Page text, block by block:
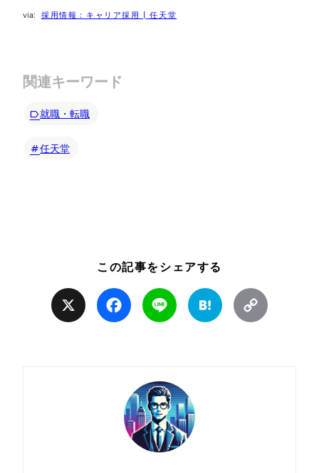
採用情報：キャリア採用 | 任天堂
関連キーワード
就職・転職
任天堂
この記事をシェアする
Facebook Line Hatena